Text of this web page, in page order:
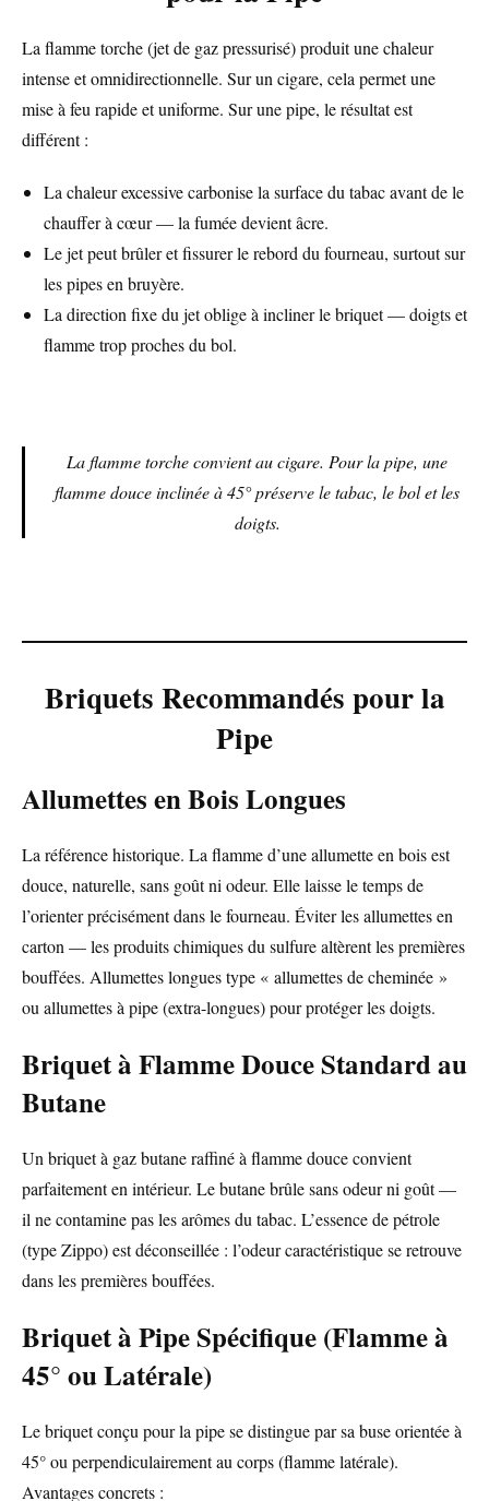
La flamme torche (jet de gaz pressurisé) produit une chaleur
intense et omnidirectionnelle. Sur un cigare, cela permet une
mise à feu rapide et uniforme. Sur une pipe, le résultat est
différent :
La chaleur excessive carbonise la surface du tabac avant de le
chauffer à cœur — la fumée devient âcre.
Le jet peut brûler et fissurer le rebord du fourneau, surtout sur
les pipes en bruyère.
La direction fixe du jet oblige à incliner le briquet — doigts et
flamme trop proches du bol.
La flamme torche convient au cigare. Pour la pipe, une
flamme douce inclinée à 45° préserve le tabac, le bol et les
doigts.
Briquets Recommandés pour la
Pipe
Allumettes en Bois Longues
La référence historique. La flamme d’une allumette en bois est
douce, naturelle, sans goût ni odeur. Elle laisse le temps de
l’orienter précisément dans le fourneau. Éviter les allumettes en
carton — les produits chimiques du sulfure altèrent les premières
bouffées. Allumettes longues type « allumettes de cheminée »
ou allumettes à pipe (extra-longues) pour protéger les doigts.
Briquet à Flamme Douce Standard au
Butane
Un briquet à gaz butane raffiné à flamme douce convient
parfaitement en intérieur. Le butane brûle sans odeur ni goût —
il ne contamine pas les arômes du tabac. L’essence de pétrole
(type Zippo) est déconseillée : l’odeur caractéristique se retrouve
dans les premières bouffées.
Briquet à Pipe Spécifique (Flamme à
45° ou Latérale)
Le briquet conçu pour la pipe se distingue par sa buse orientée à
45° ou perpendiculairement au corps (flamme latérale).
Avantages concrets :